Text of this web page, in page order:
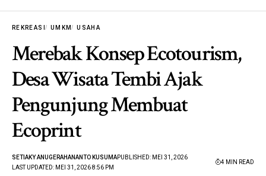
REKREASI UMKM USAHA
Merebak Konsep Ecotourism,
Desa Wisata Tembi Ajak
Pengunjung Membuat
Ecoprint
LAST UPDATED: MEI 31, 2026 8:56 PM
SETIAKY ANUGERAHANANTO KUSUMAPUBLISHED: MEI 31, 2026
4 MIN READ